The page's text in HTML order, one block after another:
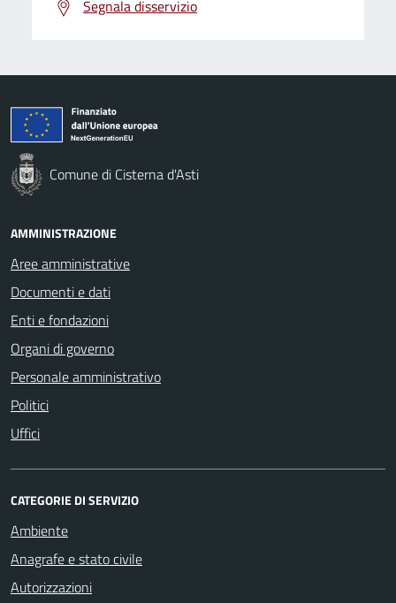
Segnala disservizio
Comune di Cisterna d'Asti
AMMINISTRAZIONE
Aree amministrative
Documenti e dati
Enti e fondazioni
Organi di governo
Personale amministrativo
Politici
Uffici
CATEGORIE DI SERVIZIO
Ambiente
Anagrafe e stato civile
Autorizzazioni